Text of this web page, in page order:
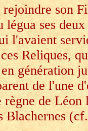
son
ses
l'avaient
Reliques,
génération
de l'une
règne de Léon
Blachernes